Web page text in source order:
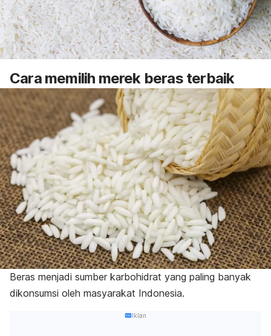
Cara memilih merek beras terbaik
Beras menjadi sumber karbohidrat yang paling banyak
dikonsumsi oleh masyarakat Indonesia.
Iklan